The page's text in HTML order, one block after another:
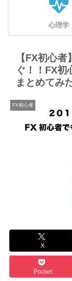
心理学
【FX初心
ぐ！！FX初
まとめてみ
FX初心者
X
Pocket